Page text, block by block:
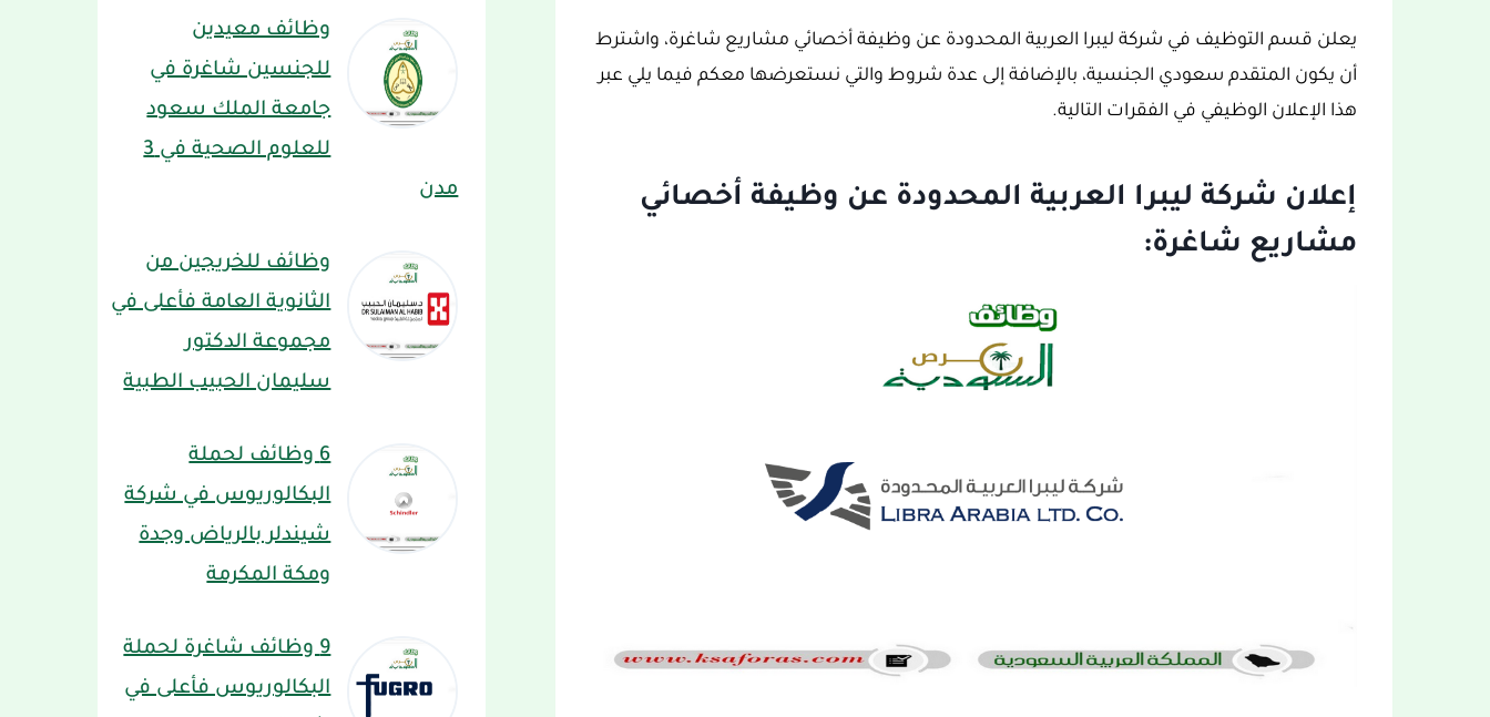
يعلن قسم التوظيف في شركة ليبرا العربية المحدودة عن وظيفة أخصائي مشاريع شاغرة، واشترط
أن يكون المتقدم سعودي الجنسية، بالإضافة إلى عدة شروط والتي نستعرضها معكم فيما يلي عبر
هذا الإعلان الوظيفي في الفقرات التالية.
إعلان شركة ليبرا العربية المحدودة عن وظيفة أخصائي
مشاريع شاغرة:
وظائف معيدين
للجنسين شاغرة في
جامعة الملك سعود
للعلوم الصحية في 3
مدن
وظائف للخريجين من
الثانوية العامة فأعلى في
مجموعة الدكتور
سليمان الحبيب الطبية
6 وظائف لحملة
البكالوريوس في شركة
شيندلر بالرياض وجدة
ومكة المكرمة
9 وظائف شاغرة لحملة
البكالوريوس فأعلى في